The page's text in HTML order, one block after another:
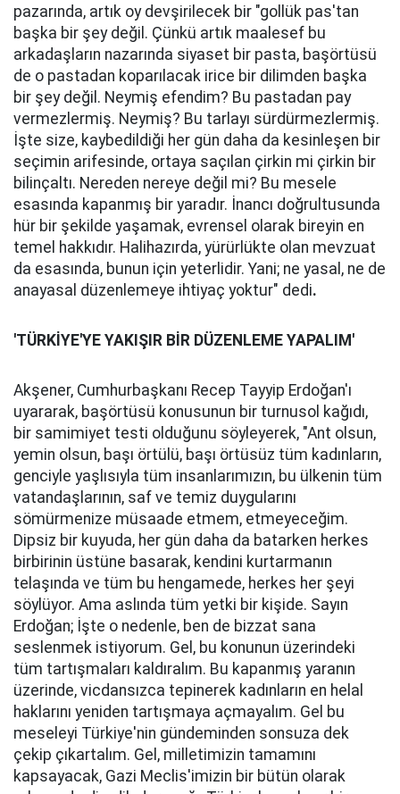
pazarında, artık oy devşirilecek bir "gollük pas'tan
başka bir şey değil. Çünkü artık maalesef bu
arkadaşların nazarında siyaset bir pasta, başörtüsü
de o pastadan koparılacak irice bir dilimden başka
bir şey değil. Neymiş efendim? Bu pastadan pay
vermezlermiş. Neymiş? Bu tarlayı sürdürmezlermiş.
İşte size, kaybedildiği her gün daha da kesinleşen bir
seçimin arifesinde, ortaya saçılan çirkin mi çirkin bir
bilinçaltı. Nereden nereye değil mi? Bu mesele
esasında kapanmış bir yaradır. İnancı doğrultusunda
hür bir şekilde yaşamak, evrensel olarak bireyin en
temel hakkıdır. Halihazırda, yürürlükte olan mevzuat
da esasında, bunun için yeterlidir. Yani; ne yasal, ne de
anayasal düzenlemeye ihtiyaç yoktur" dedi.
'TÜRKİYE'YE YAKIŞIR BİR DÜZENLEME YAPALIM'
Akşener, Cumhurbaşkanı Recep Tayyip Erdoğan'ı
uyararak, başörtüsü konusunun bir turnusol kağıdı,
bir samimiyet testi olduğunu söyleyerek, "Ant olsun,
yemin olsun, başı örtülü, başı örtüsüz tüm kadınların,
genciyle yaşlısıyla tüm insanlarımızın, bu ülkenin tüm
vatandaşlarının, saf ve temiz duygularını
sömürmenize müsaade etmem, etmeyeceğim.
Dipsiz bir kuyuda, her gün daha da batarken herkes
birbirinin üstüne basarak, kendini kurtarmanın
telaşında ve tüm bu hengamede, herkes her şeyi
söylüyor. Ama aslında tüm yetki bir kişide. Sayın
Erdoğan; İşte o nedenle, ben de bizzat sana
seslenmek istiyorum. Gel, bu konunun üzerindeki
tüm tartışmaları kaldıralım. Bu kapanmış yaranın
üzerinde, vicdansızca tepinerek kadınların en helal
haklarını yeniden tartışmaya açmayalım. Gel bu
meseleyi Türkiye'nin gündeminden sonsuza dek
çekip çıkartalım. Gel, milletimizin tamamını
kapsayacak, Gazi Meclis'imizin bir bütün olarak